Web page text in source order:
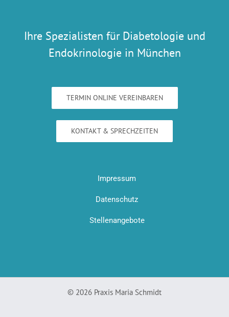
Ihre Spezialisten für Diabetologie und
Endokrinologie in München
TERMIN ONLINE VEREINBAREN
KONTAKT & SPRECHZEITEN
Impressum
Datenschutz
Stellenangebote
© 2026 Praxis Maria Schmidt